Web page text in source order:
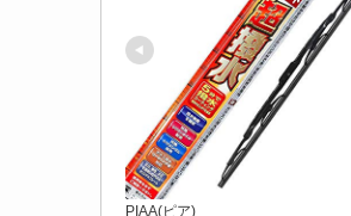
PIAA(ピア)